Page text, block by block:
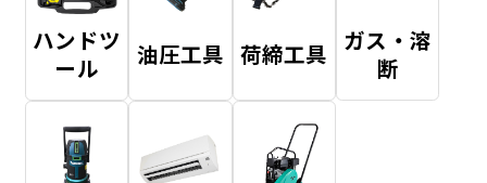
ハンドツ
ール
油圧工具 荷締工具 ガス・溶
断